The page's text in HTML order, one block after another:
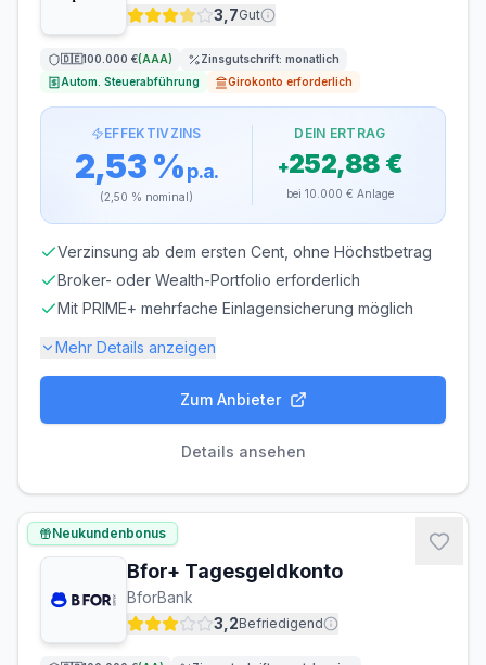
ZINSGUTSCHRIFT
3,7Gut
🇩🇪100.000 €(AAA) Zinsgutschrift: monatlich
Autom. Steuerabführung
Girokonto erforderlich
EFFEKTIVZINS
2,53 %p.a.
(2,50 % nominal)
DEIN ERTRAG
+252,88 €
bei 10.000 € Anlage
Verzinsung ab dem ersten Cent, ohne Höchstbetrag
Broker- oder Wealth-Portfolio erforderlich
Mit PRIME+ mehrfache Einlagensicherung möglich
Mehr Details anzeigen
Einlagensicherung bis100.000 €
flexibel, täglich
kündbar
VERLÄNGERUNG
MINDESTEINLAGE
1 €
ZINSGUTSCHRIFT
Zum Anbieter
Details ansehen
Bfor+ Tagesgeldkonto
BforBank
3,2Befriedigend
Neukundenbonus